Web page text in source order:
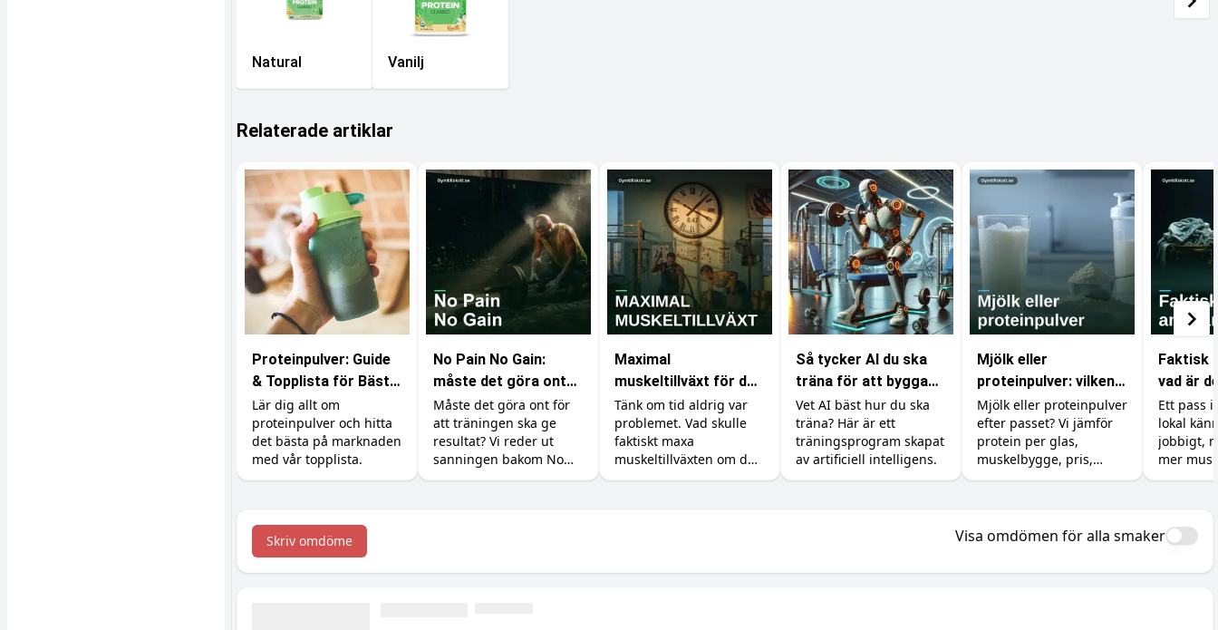
Natural Vanilj
Relaterade artiklar
Proteinpulver: Guide
& Topplista för Bästa
Resultat
Lär dig allt om
proteinpulver och hitta
det bästa på marknaden
med vår topplista.
No Pain No Gain:
måste det göra ont
för att bygga
muskler?
Måste det göra ont för
att träningen ska ge
resultat? Vi reder ut
sanningen bakom No
Pain No Gain, vad
Maximal
muskeltillväxt för den
med obegränsad tid
Tänk om tid aldrig var
problemet. Vad skulle
faktiskt maxa
muskeltillväxten om du
kunde träna, äta och
Så tycker AI du ska
träna för att bygga
muskler
Vet AI bäst hur du ska
träna? Här är ett
träningsprogram skapat
av artificiell intelligens.
Mjölk eller
proteinpulver: vilken
proteinkälla ska du
välja?
Mjölk eller proteinpulver
efter passet? Vi jämför
protein per glas,
muskelbygge, pris,
kalorier och magen, så
är värt pengarna.
Faktisk
vad är
som
Ett pass
lokal
jobbigt,
mer
kroppen
växa.
Skriv omdöme Visa omdömen för alla smaker